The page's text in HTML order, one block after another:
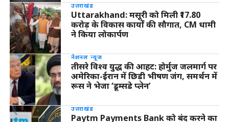
उत्तराखंड
Uttarakhand: मसूरी को मिली ₹17.80
करोड़ के विकास कार्यों की सौगात, CM धामी
ने किया लोकार्पण
नेशनल न्यूज
तीसरे विश्व युद्ध की आहट: होर्मुज जलमार्ग पर
अमेरिका-ईरान में छिड़ी भीषण जंग, समर्थन में
रूस ने भेजा ‘डूम्सडे प्लेन’
उत्तराखंड
Paytm Payments Bank को बंद करने का